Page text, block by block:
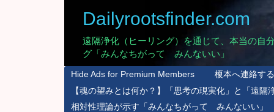
Dailyrootsfinder.com
遠隔浄化（ヒーリング）を通じて、本当の
グ「みんなちがって みんないい」
Hide Ads for Premium Members
榎本へ連絡す
【魂の望みとは何か？】「思考の現実化」と「遠隔
相対性理論が示す「みんなちがって みんないい」